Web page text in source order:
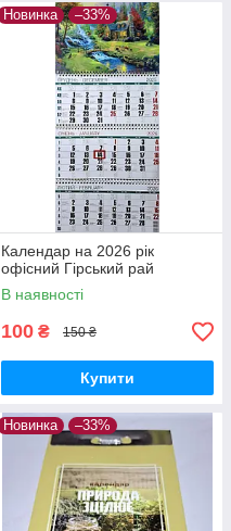
Новинка –33%
Календар на 2026 рік
офісний Гірський рай
В наявності
100 ₴ 150 ₴
Купити
Новинка –33%